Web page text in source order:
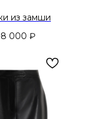
из замши
000 ₽